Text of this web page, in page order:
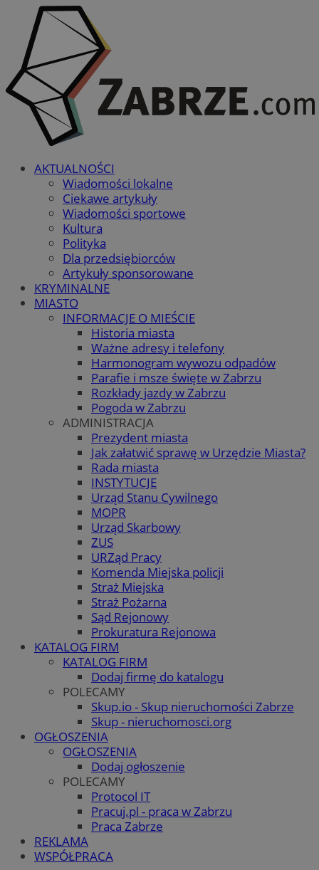
AKTUALNOŚCI
Wiadomości lokalne
Ciekawe artykuły
Wiadomości sportowe
Kultura
Polityka
Dla przedsiębiorców
Artykuły sponsorowane
KRYMINALNE
MIASTO
INFORMACJE O MIEŚCIE
Historia miasta
Ważne adresy i telefony
Harmonogram wywozu odpadów
Parafie i msze święte w Zabrzu
Rozkłady jazdy w Zabrzu
Pogoda w Zabrzu
ADMINISTRACJA
Prezydent miasta
Jak załatwić sprawę w Urzędzie Miasta?
Rada miasta
INSTYTUCJE
Urząd Stanu Cywilnego
MOPR
Urząd Skarbowy
ZUS
URZąd Pracy
Komenda Miejska policji
Straż Miejska
Straż Pożarna
Sąd Rejonowy
Prokuratura Rejonowa
KATALOG FIRM
KATALOG FIRM
Dodaj firmę do katalogu
POLECAMY
Skup.io - Skup nieruchomości Zabrze
Skup - nieruchomosci.org
OGŁOSZENIA
OGŁOSZENIA
Dodaj ogłoszenie
POLECAMY
Protocol IT
Pracuj.pl - praca w Zabrzu
Praca Zabrze
REKLAMA
WSPÓŁPRACA